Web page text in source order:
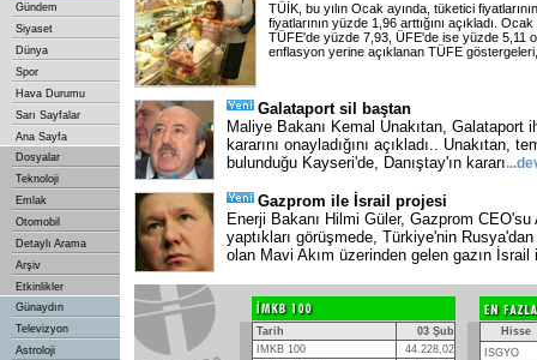
Gündem
Siyaset
Dünya
Spor
Hava Durumu
Sarı Sayfalar
Ana Sayfa
Dosyalar
Teknoloji
Emlak
Otomobil
Detaylı Arama
Arşiv
Etkinlikler
Günaydın
Televizyon
Astroloji
TÜİK, bu yılın Ocak ayında, tüketici
fiyatlarının yüzde 1,96 arttığını açıkladı.
TÜFE'de yüzde 7,93, ÜFE'de ise yüzde 5,11
enflasyon yerine açıklanan TÜFE
Galataport sil baştan
Maliye Bakanı Kemal Unakıtan, Galataport
kararını onayladığını açıkladı.. Unakıtan,
bulunduğu Kayseri'de, Danıştay'ın kararı...
Gazprom ile İsrail projesi
Enerji Bakanı Hilmi Güler, Gazprom
yaptıkları görüşmede, Türkiye'nin
olan Mavi Akım üzerinden gelen gazın İsrail
Tarih
03 Şub
IMKB 100
44.228,02
Hisse
ISGYO